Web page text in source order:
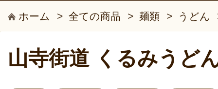
ホーム > 全ての商品 > 麺類 > うどん
山寺街道 くるみうど